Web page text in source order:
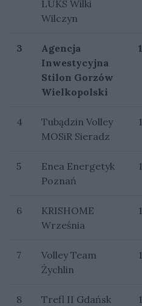
LUKS Wilki
Wilczyn
3
Agencja
Inwestycyjna
Stilon Gorzów
Wielkopolski
4
Tubądzin Volley
MOSiR Sieradz
5
Enea Energetyk
Poznań
6
KRISHOME
Września
7
Volley Team
Żychlin
8 Trefl II Gdańsk